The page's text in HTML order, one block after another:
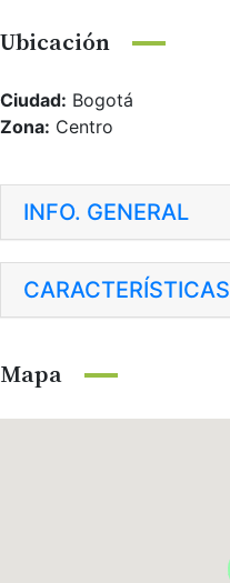
Ubicación
Ciudad: Bogotá
Zona: Centro
INFO. GENERAL
CARACTERÍSTICAS
Mapa